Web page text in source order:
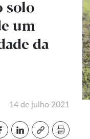
solo
um
da
14 de julho 2021